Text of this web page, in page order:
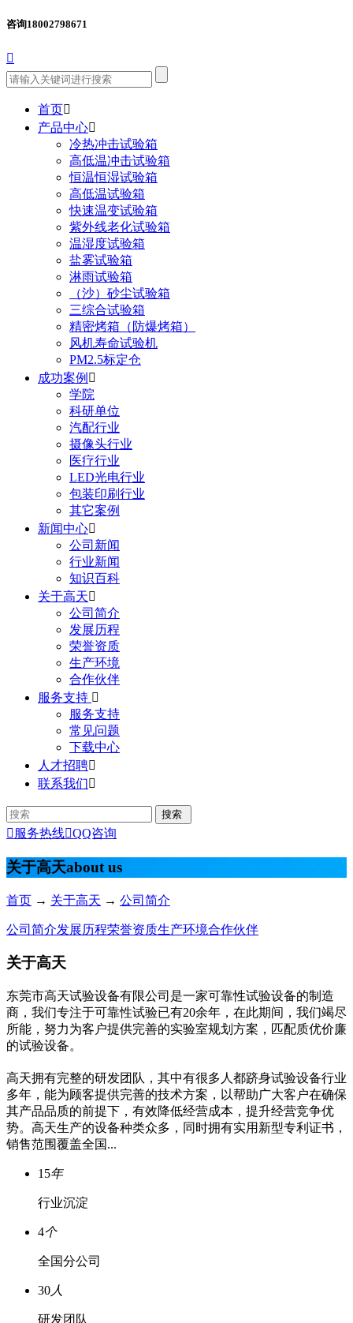
咨询18002798671

首页
产品中心
冷热冲击试验箱
高低温冲击试验箱
恒温恒湿试验箱
高低温试验箱
快速温变试验箱
紫外线老化试验箱
温湿度试验箱
盐雾试验箱
淋雨试验箱
（沙）砂尘试验箱
三综合试验箱
精密烤箱（防爆烤箱）
风机寿命试验机
PM2.5标定仓
成功案例 
学院
科研单位
汽配行业
摄像头行业
医疗行业
LED光电行业
包装印刷行业
其它案例
新闻中心
公司新闻
行业新闻
知识百科
关于高天
公司简介
发展历程
荣誉资质
生产环境
合作伙伴
服务支持 
服务支持
常见问题
下载中心
人才招聘
联系我们
 服务热线QQ咨询
关于高天about us
首页 → 关于高天 → 公司简介
公司简介发展历程荣誉资质生产环境合作伙伴
关于高天
东莞市高天试验设备有限公司是一家可靠性试验设备的制造
商，我们专注于可靠性试验已有20余年，在此期间，我们竭尽
所能，努力为客户提供完善的实验室规划方案，匹配质优价廉
的试验设备。
高天拥有完整的研发团队，其中有很多人都跻身试验设备行业
多年，能为顾客提供完善的技术方案，以帮助广大客户在确保
其产品品质的前提下，有效降低经营成本，提升经营竞争优
势。高天生产的设备种类众多，同时拥有实用新型专利证书，
销售范围覆盖全国...
15年
行业沉淀
4个
全国分公司
30 人
研发团队